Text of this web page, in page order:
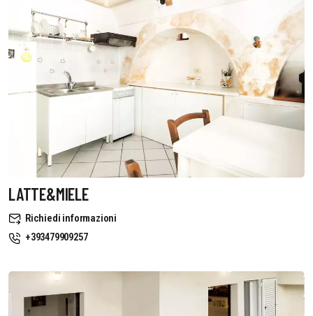
LATTE&MIELE
Richiedi informazioni
+393479909257